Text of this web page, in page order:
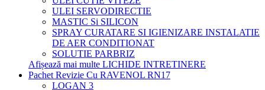
ULEI SERVODIRECTIE
MASTIC Si SILICON
SPRAY CURATARE SI IGIENIZARE INSTALATIE
DE AER CONDITIONAT
SOLUTIE PARBRIZ
Afișează mai multe LICHIDE INTRETINERE
Pachet Revizie Cu RAVENOL RN17
LOGAN 3